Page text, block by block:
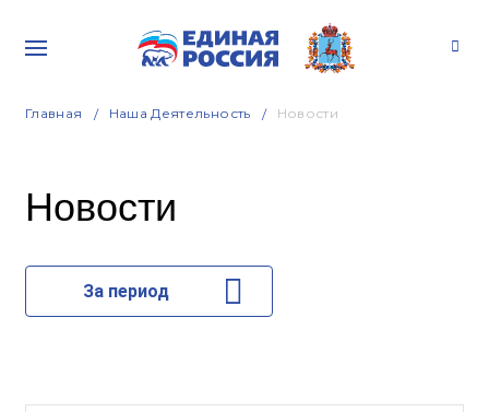
Главная Наша Деятельность Новости
Новости
За период